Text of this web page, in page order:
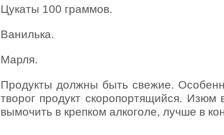
Цукаты 100 граммов.
Ванилька.
Марля.
Продукты должны быть свежие.
творог продукт скоропортящийся. Изюм
вымочить в крепком алкоголе, лучше в